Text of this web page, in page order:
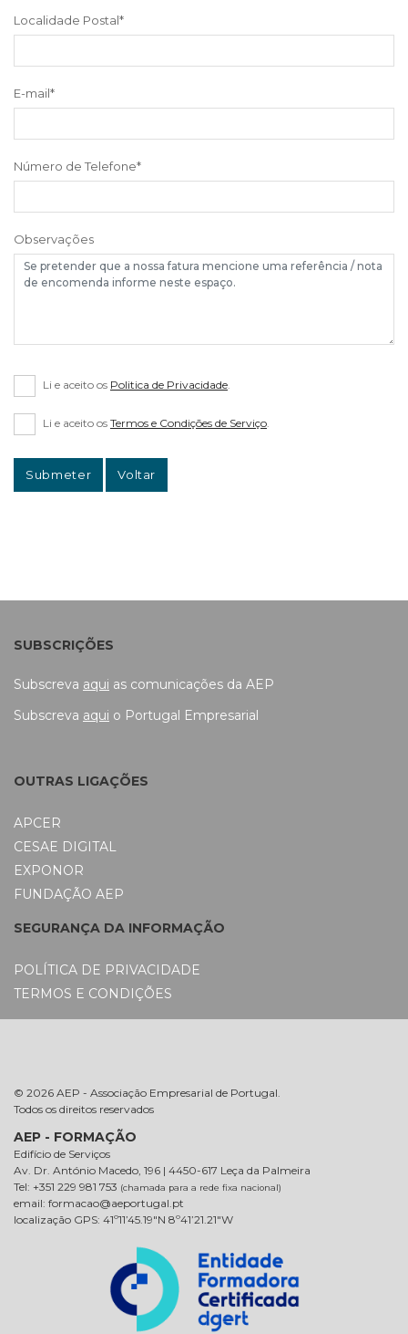
Localidade Postal*
E-mail*
Número de Telefone*
Observações
Li e aceito os Politica de Privacidade
Li e aceito os Termos e Condições de Serviço.
Submeter Voltar
SUBSCRIÇÕES
Subscreva aqui as comunicações da AEP
Subscreva aqui o Portugal Empresarial
OUTRAS LIGAÇÕES
APCER
CESAE DIGITAL
EXPONOR
FUNDAÇÃO AEP
SEGURANÇA DA INFORMAÇÃO
POLÍTICA DE PRIVACIDADE
TERMOS E CONDIÇÕES
© 2026 AEP - Associação Empresarial de Portugal.
Todos os direitos reservados
AEP - FORMAÇÃO
Edifício de Serviços
Av. Dr. António Macedo, 196 | 4450-617 Leça da Palmeira
Tel: +351 229 981 753 (chamada para a rede fixa nacional)
email: formacao@aeportugal.pt
localização GPS: 41º11’45.19″N 8º41’21.21″W